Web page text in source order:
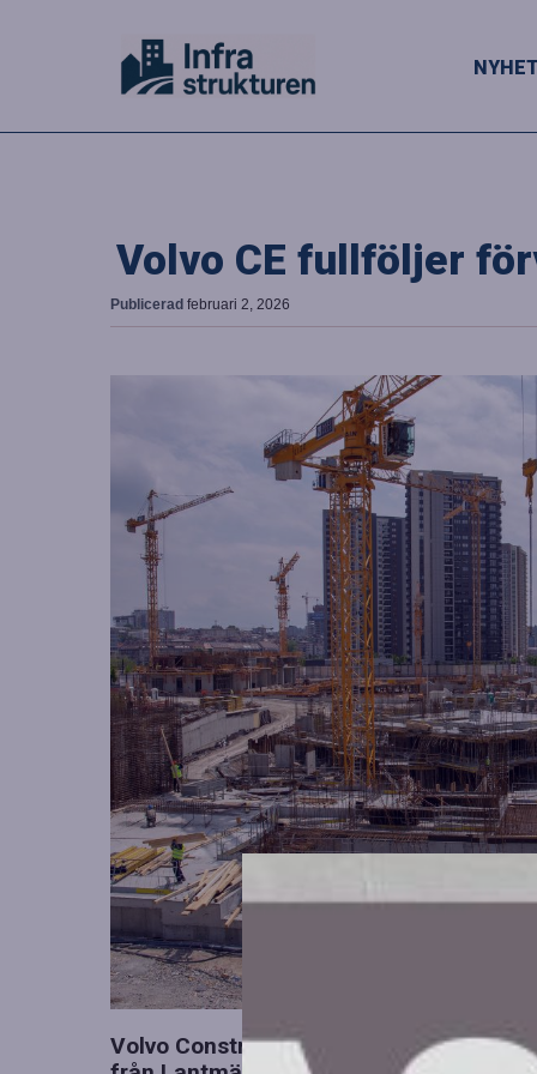
Volvo CE fullföljer
Publicerad februari 2, 2026
Volvo Construction Equipment (Volvo